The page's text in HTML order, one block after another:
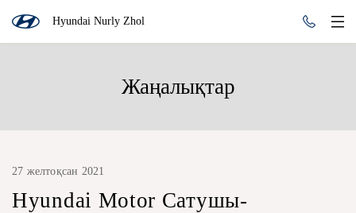
Hyundai Nurly Zhol
Жаңалықтар
27 желтоқсан 2021
Hyundai Motor Сатушы-